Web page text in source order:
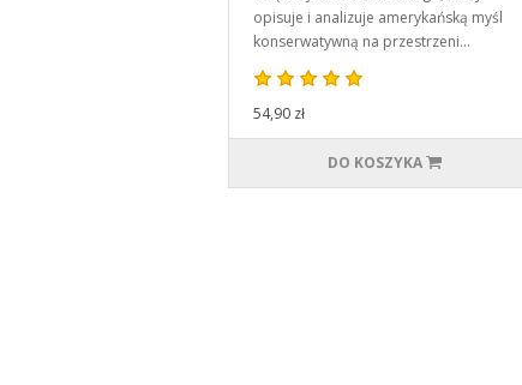
opisuje i analizuje amerykańską myśl
konserwatywną na przestrzeni…
54,90 zł
DO KOSZYKA